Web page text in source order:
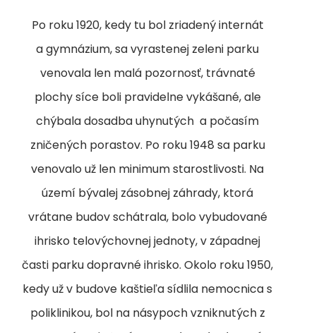
Po roku 1920, kedy tu bol zriadený internát
a gymnázium, sa vyrastenej zeleni parku
venovala len malá pozornosť, trávnaté
plochy síce boli pravidelne vykášané, ale
chýbala dosadba uhynutých a počasím
zničených porastov. Po roku 1948 sa parku
venovalo už len minimum starostlivosti. Na
území bývalej zásobnej záhrady, ktorá
vrátane budov schátrala, bolo vybudované
ihrisko telovýchovnej jednoty, v západnej
časti parku dopravné ihrisko. Okolo roku 1950,
kedy už v budove kaštieľa sídlila nemocnica s
poliklinikou, bol na násypoch vzniknutých z